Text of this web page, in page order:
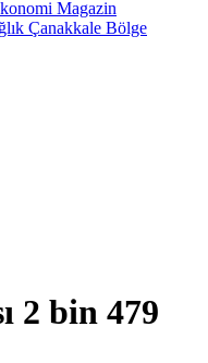
Magazin
Çanakkale Bölge
2 bin 479